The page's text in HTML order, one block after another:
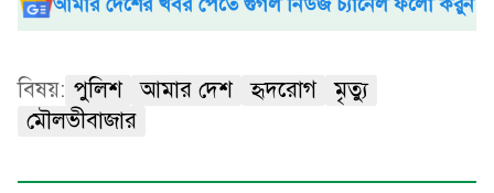
বিষয়: পুলিশ আমার দেশ হৃদরোগ
মৃত্যু
মৌলভীবাজার